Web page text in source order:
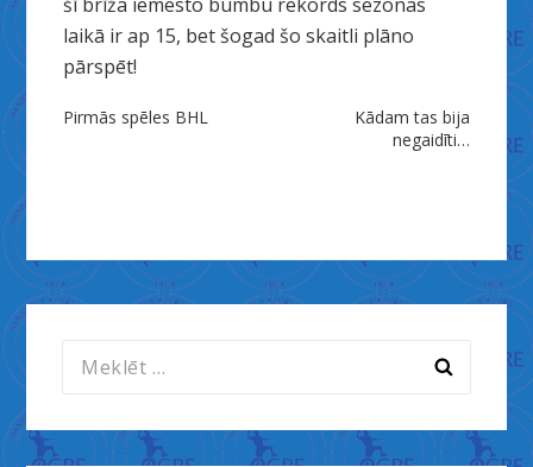
laikā ir ap 15, bet šogad šo skaitli plāno
pārspēt!
Ziņu
Pirmās spēles BHL
Kādam tas bija
negaidīti…
Meklēt: